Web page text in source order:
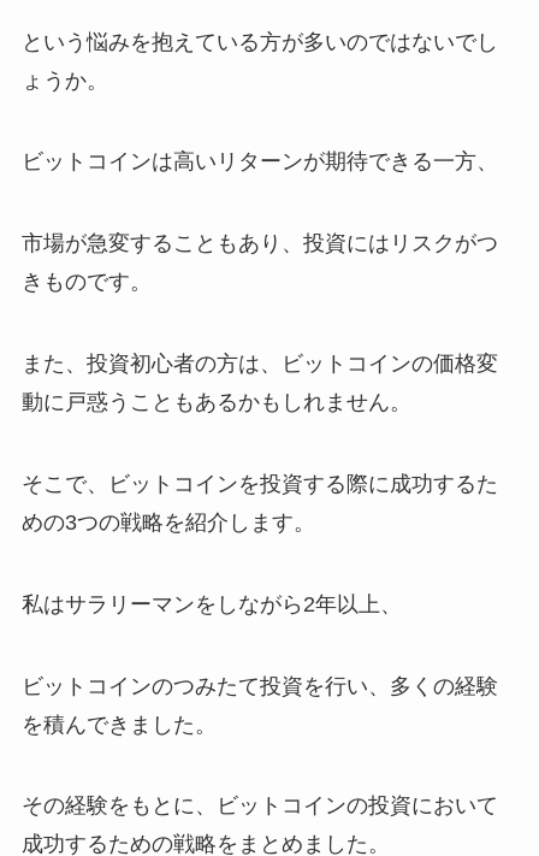
という悩みを抱えている方が多いのではないでし
ょうか。
ビットコインは高いリターンが期待できる一方、
市場が急変することもあり、投資にはリスクがつ
きものです。
また、投資初心者の方は、ビットコインの価格変
動に戸惑うこともあるかもしれません。
そこで、ビットコインを投資する際に成功するた
めの3つの戦略を紹介します。
私はサラリーマンをしながら2年以上、
ビットコインのつみたて投資を行い、多くの経験
を積んできました。
その経験をもとに、ビットコインの投資において
成功するための戦略をまとめました。